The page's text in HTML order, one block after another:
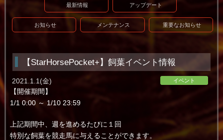
最新情報 アップデート
お知らせ メンテナンス 重要なお知らせ
【StarHorsePocket+】飼葉イベント情報
イベント
2021.1.1(金)
【開催期間】
1/1 0:00 ～ 1/10 23:59
上記期間中、週を進めるたびに１回
特別な飼葉を競走馬に与えることができます。